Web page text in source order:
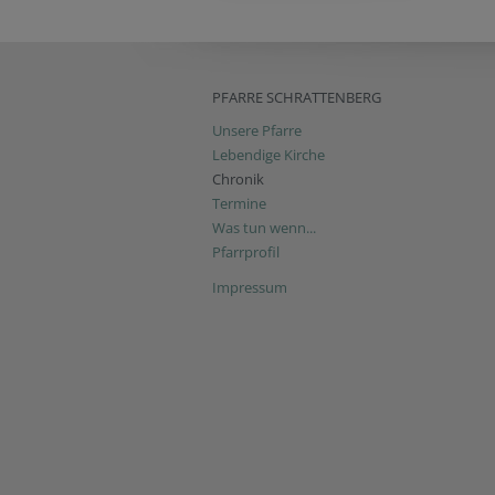
PFARRE SCHRATTENBERG
Unsere Pfarre
Lebendige Kirche
Chronik
Termine
Was tun wenn...
Pfarrprofil
Impressum